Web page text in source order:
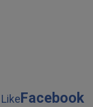
LikeFacebook